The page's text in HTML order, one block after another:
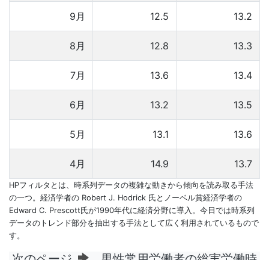
9月 12.5 13.2
8月 12.8 13.3
7月 13.6 13.4
6月 13.2 13.5
5月 13.1 13.6
4月 14.9 13.7
HPフィルタとは、時系列データの複雑な動きから傾向を読み取る手法
の一つ。経済学者の Robert J. Hodrick 氏とノーベル賞経済学者の
Edward C. Prescott氏が1990年代に経済分野に導入。今日では時系列
データのトレンド部分を抽出する手法として広く利用されているもので
す。